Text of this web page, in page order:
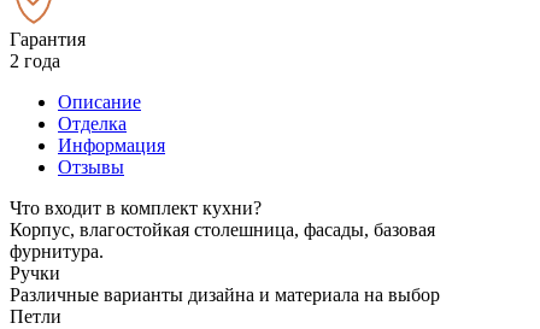
Гарантия
2 года
Описание
Отделка
Информация
Отзывы
Что входит в комплект кухни?
Корпус, влагостойкая столешница, фасады, базовая
фурнитура.
Ручки
Различные варианты дизайна и материала на выбор
Петли